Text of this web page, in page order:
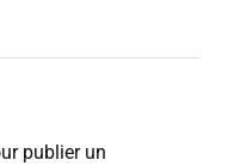
publier un